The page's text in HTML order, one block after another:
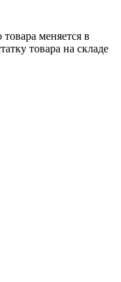
меняется в
товара на складе